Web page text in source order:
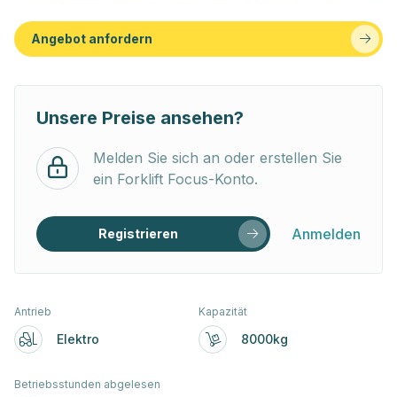
Angebot anfordern
Unsere Preise ansehen?
Melden Sie sich an oder erstellen Sie
ein Forklift Focus-Konto.
Registrieren Anmelden
Antrieb
Elektro
Kapazität
8000kg
Betriebsstunden abgelesen